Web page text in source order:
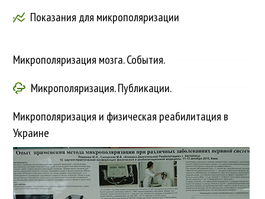
Показания для микрополяризации
Микрополяризация мозга. События.
Микрополяризация. Публикации.
Микрополяризация и физическая реабилитация в
Украине